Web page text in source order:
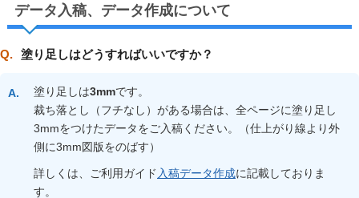
データ入稿、データ作成について
塗り足しはどうすればいいですか？
塗り足しは3mmです。
裁ち落とし（フチなし）がある場合は、全ページに塗り足し
3mmをつけたデータをご入稿ください。（仕上がり線より外
側に3mm図版をのばす）
詳しくは、ご利用ガイド 入稿データ作成に記載しておりま
す。